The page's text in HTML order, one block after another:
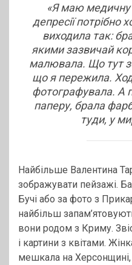
«Я маю медичну
депресії потрібно
виходила так:
якими зазвичай
малювала. Що тут
що я пережила.
фотографувала. А
паперу, брала
туди, у
Найбільше Валентина
зображувати пейзажі.
Бучі або за фото з
найбільш
вони родом з Криму.
і картини з квітами.
мешкала на